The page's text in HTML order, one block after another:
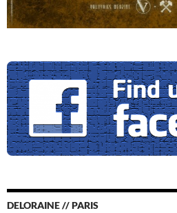
DELORAINE // PARIS